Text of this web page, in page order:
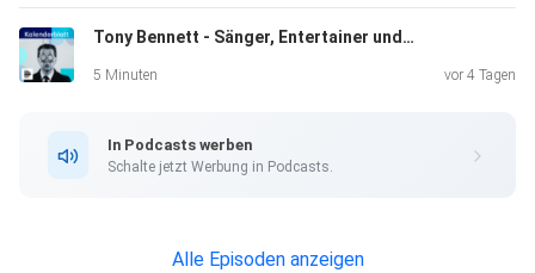
Tony Bennett - Sänger, Entertainer und Pazifist
5 Minuten vor 4 Tagen
In Podcasts werben
Schalte jetzt Werbung in Podcasts.
Alle Episoden anzeigen